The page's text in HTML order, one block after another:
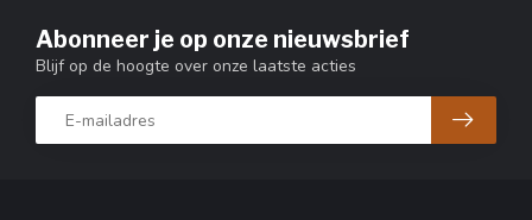
Abonneer je op onze nieuwsbrief
Blijf op de hoogte over onze laatste acties